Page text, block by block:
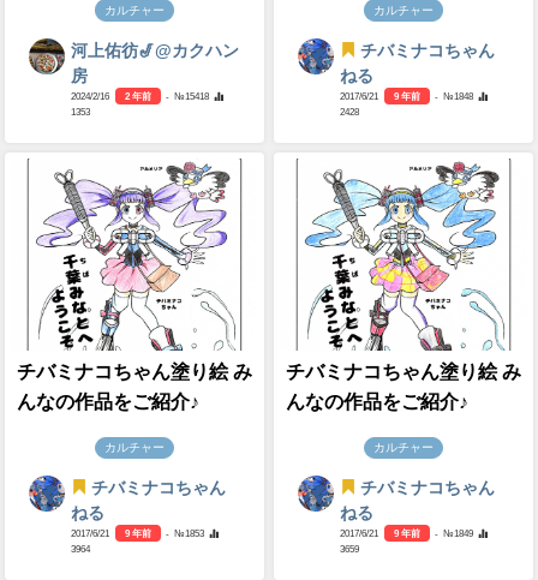
カルチャー
河上佑彷🎷@カクハン
房
2024/2/16 2 年前
- №15418
1353
カルチャー
チバミナコちゃん
ねる
2017/6/21 9 年前
- №1848
2428
チバミナコちゃん塗り絵 み
んなの作品をご紹介♪
カルチャー
チバミナコちゃん
ねる
2017/6/21 9 年前
- №1853
3964
チバミナコちゃん塗り絵 み
んなの作品をご紹介♪
カルチャー
チバミナコちゃん
ねる
2017/6/21 9 年前
- №1849
3659